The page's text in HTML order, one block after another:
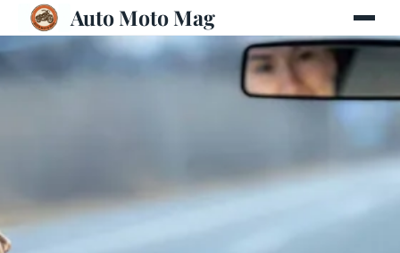
Auto Moto Mag